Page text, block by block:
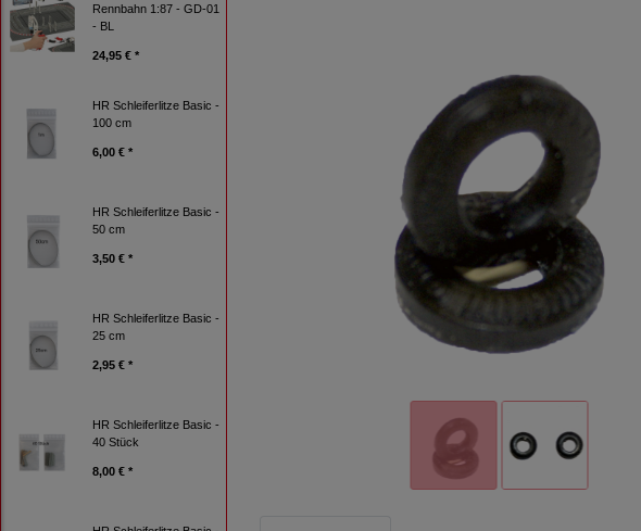
Rennbahn 1:87 - GD-01
- BL
24,95 € *
HR Schleiferlitze Basic -
100 cm
6,00 € *
HR Schleiferlitze Basic -
50 cm
3,50 € *
HR Schleiferlitze Basic -
25 cm
2,95 € *
HR Schleiferlitze Basic -
40 Stück
8,00 € *